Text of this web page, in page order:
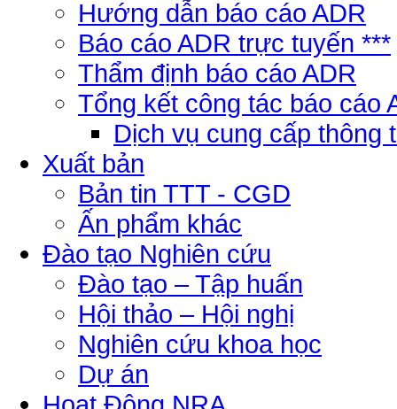
Hướng dẫn báo cáo ADR
Báo cáo ADR trực tuyến ***
Thẩm định báo cáo ADR
Tổng kết công tác báo cáo
Dịch vụ cung cấp thông
Xuất bản
Bản tin TTT - CGD
Ấn phẩm khác
Đào tạo Nghiên cứu
Đào tạo – Tập huấn
Hội thảo – Hội nghị
Nghiên cứu khoa học
Dự án